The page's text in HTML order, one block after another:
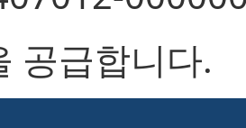
공급합니다.